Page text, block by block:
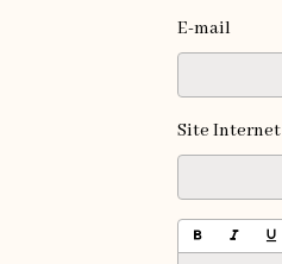
E-mail
Site Internet